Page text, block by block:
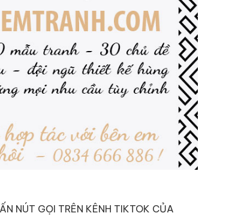
NÚT GỌI TRÊN KÊNH TIKTOK CỦA